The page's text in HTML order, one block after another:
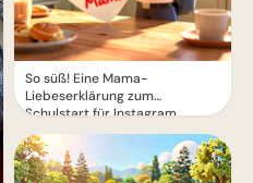
So süß! Eine Mama-
Liebeserklärung zum
Schulstart für Instagram